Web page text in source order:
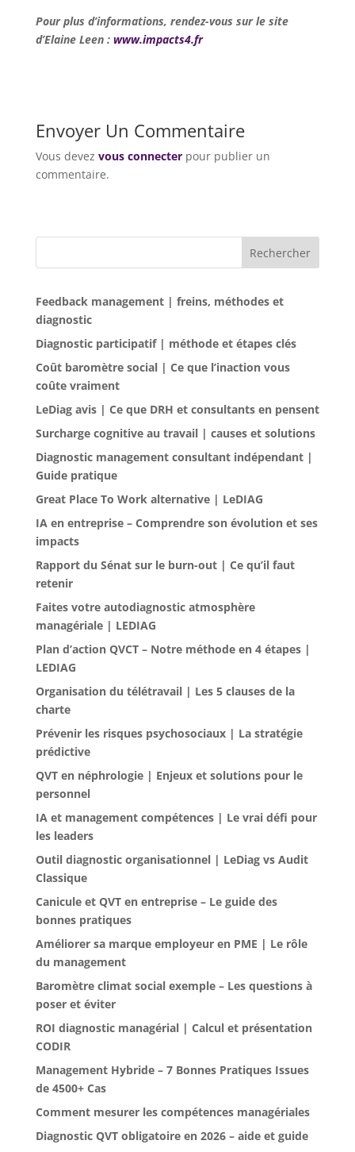
Pour plus d’informations, rendez-vous sur le site
d’Elaine Leen : www.impacts4.fr
Envoyer Un Commentaire
Vous devez vous connecterpour publier un
commentaire.
Rechercher
Feedback management | freins, méthodes et
diagnostic
Diagnostic participatif | méthode et étapes clés
Coût baromètre social | Ce que l’inaction vous
coûte vraiment
LeDiag avis | Ce que DRH et consultants en pensent
Surcharge cognitive au travail | causes et solutions
Diagnostic management consultant indépendant |
Guide pratique
Great Place To Work alternative | LeDIAG
IA en entreprise – Comprendre son évolution et ses
impacts
Rapport du Sénat sur le burn-out | Ce qu’il faut
retenir
Faites votre autodiagnostic atmosphère
managériale | LEDIAG
Plan d’action QVCT – Notre méthode en 4 étapes |
LEDIAG
Organisation du télétravail | Les 5 clauses de la
charte
Prévenir les risques psychosociaux | La stratégie
prédictive
QVT en néphrologie | Enjeux et solutions pour le
personnel
IA et management compétences | Le vrai défi pour
les leaders
Outil diagnostic organisationnel | LeDiag vs Audit
Classique
Canicule et QVT en entreprise – Le guide des
bonnes pratiques
Améliorer sa marque employeur en PME | Le rôle
du management
Baromètre climat social exemple – Les questions à
poser et éviter
ROI diagnostic managérial | Calcul et présentation
CODIR
Management Hybride – 7 Bonnes Pratiques Issues
de 4500+ Cas
Comment mesurer les compétences managériales
Diagnostic QVT obligatoire en 2026 – aide et guide